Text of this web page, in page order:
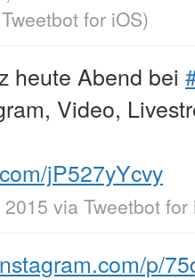
Tweetbot for iΟS)
heute Abend bei
Video,
jP527yYcvy
via Tweetbot
p/